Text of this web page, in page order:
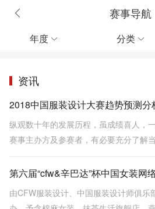
赛事导航
年度  分类 
资讯
2018中国服装设计大赛趋势预测分
纵观数十年的发展历程，虽成绩喜人，
赛事主办方及参赛者，有必要充分了解
进行业赛事的良性发展。
第六届“cfw&辛巴达”杯中国女装网
由CFW服装设计、中国服装设计师俱乐